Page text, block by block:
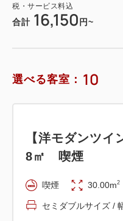
税・サービス料込
合計 16,150 円~
選べる客室： 10
【洋モダンツイ
8㎡ 喫煙
喫煙 30.00m2
セミダブルサイズ /